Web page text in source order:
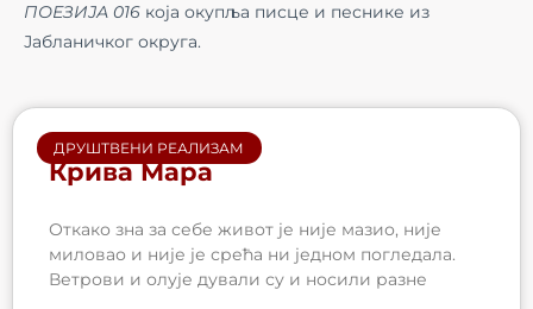
ПОЕЗИЈА 016 која окупља писце и песнике из
Јабланичког округа.
ДРУШТВЕНИ РЕАЛИЗАМ
Крива Мара
Откако зна за себе живот је није мазио, није
миловао и није је срећа ни једном погледала.
Ветрови и олује дували су и носили разне